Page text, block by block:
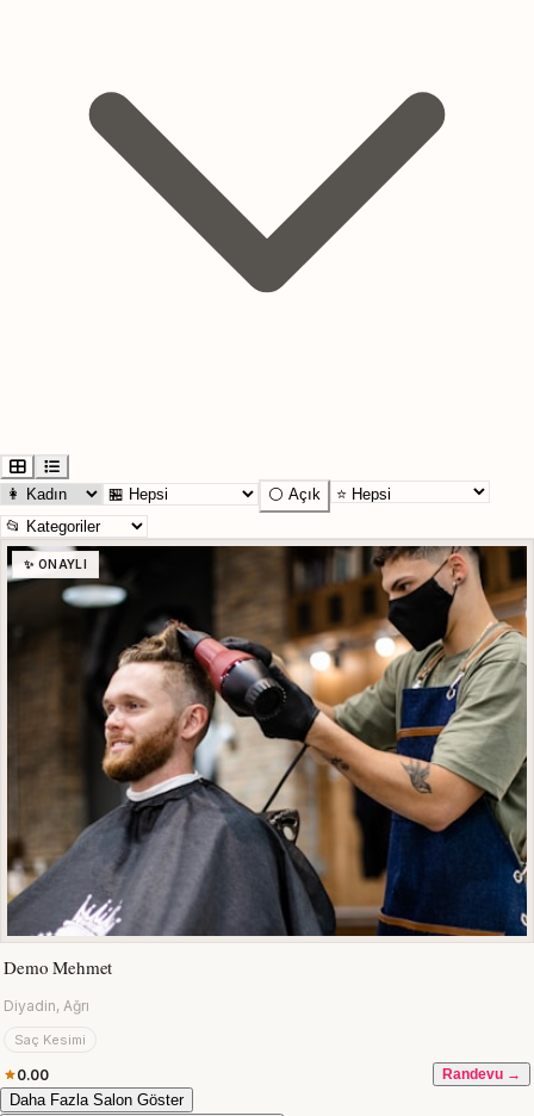
⚪ Açık
✨ ONAYLI
Demo Mehmet
Diyadin, Ağrı
Saç Kesimi
0.00 Randevu →
Daha Fazla Salon Göster